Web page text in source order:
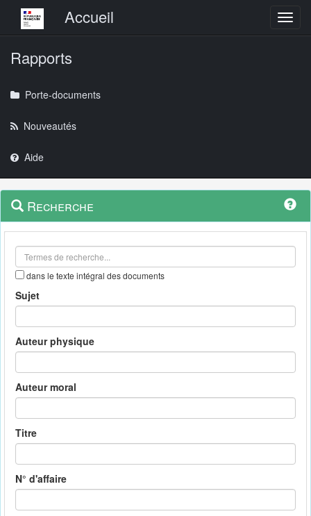
Menu principalAccueil
Rapports
Porte-documents
Nouveautés
Aide
Navigation
outils
Menu
contextuel
Recherche
dans le texte intégral des documents
Sujet
Auteur physique
Auteur moral
Titre
N° d'affaire